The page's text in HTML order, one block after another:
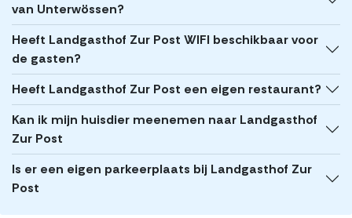
van Unterwössen?
Heeft Landgasthof Zur Post WIFI beschikbaar voor
de gasten?
Heeft Landgasthof Zur Post een eigen restaurant?
Kan ik mijn huisdier meenemen naar Landgasthof
Zur Post
Is er een eigen parkeerplaats bij Landgasthof Zur
Post